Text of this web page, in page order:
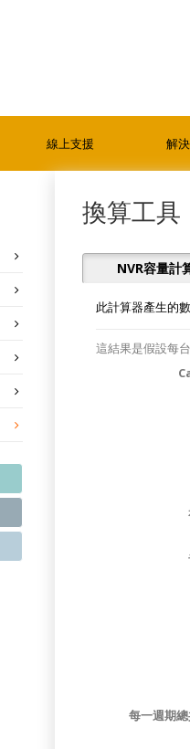
線上支援 解
換算工具
NVR容量計
此計算器產生的
這結果是假設每
每一週期